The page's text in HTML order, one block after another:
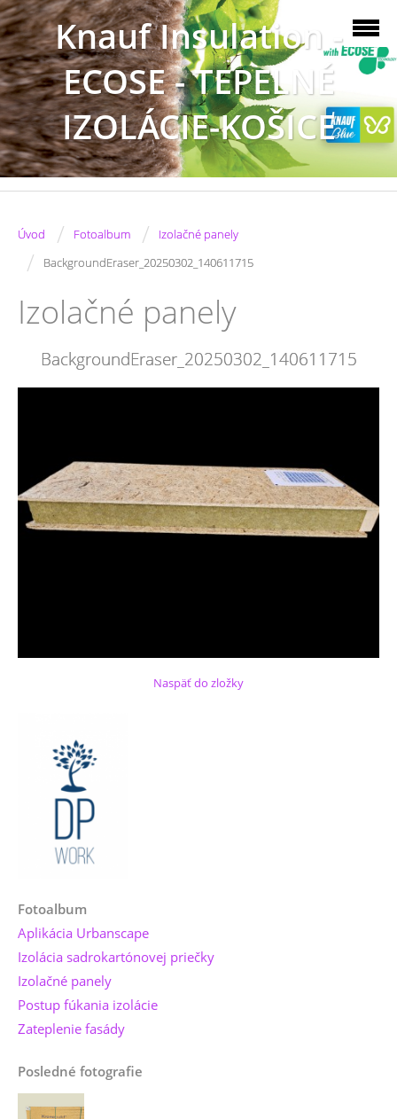
Knauf Insulation -
ECOSE - TEPELNÉ
IZOLÁCIE-KOŠICE
Úvod / Fotoalbum / Izolačné panely
/ BackgroundEraser_20250302_140611715
Izolačné panely
BackgroundEraser_20250302_140611715
Naspäť do zložky
Fotoalbum
Aplikácia Urbanscape
Izolácia sadrokartónovej priečky
Izolačné panely
Postup fúkania izolácie
Zateplenie fasády
Posledné fotografie